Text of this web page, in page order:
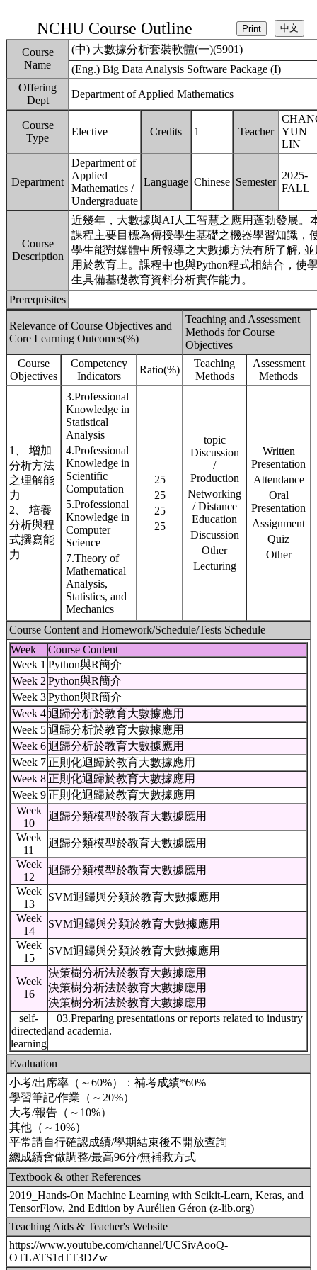
NCHU Course Outline
Course
Name
(中) 大數據分析套裝軟體(一)(5901)
(Eng.) Big Data Analysis Software Package (I)
Offering
Dept
Department of Applied Mathematics
Course
Type
Elective Credits 1 Teacher
YUN
LIN
Department
Department of
Applied
Mathematics /
Undergraduate
Language Chinese Semester
2025-
FALL
Course
Description
近幾年，大數據與AI人工智慧之應用蓬勃發展。
課程主要目標為傳授學生基礎之機器學習知識，
學生能對媒體中所報導之大數據方法有所了解, 並
用於教育上。課程中也與Python程式相結合，使
生具備基礎教育資料分析實作能力。
Prerequisites
Relevance of Course Objectives and
Core Learning Outcomes(%)
Teaching and Assessment
Methods for Course
Objectives
Course
Objectives
Competency
Indicators
Ratio(%)
Teaching
Methods
Assessment
Methods
1、 增加
分析方法
之理解能
力
2、 培養
分析與程
式撰寫能
力
3.Professional
Knowledge in
Statistical
Analysis
4.Professional
Knowledge in
Scientific
Computation
5.Professional
Knowledge in
Computer
Science
7.Theory of
Mathematical
Analysis,
Statistics, and
Mechanics
25
25
25
25
topic
Discussion
/
Production
Networking
/ Distance
Education
Discussion
Other
Lecturing
Written
Presentation
Attendance
Oral
Presentation
Assignment
Quiz
Other
Course Content and Homework/Schedule/Tests Schedule
Week
Course Content
Week 1 Python與R簡介
Week 2 Python與R簡介
Week 3 Python與R簡介
Week 4 迴歸分析於教育大數據應用
Week 5 迴歸分析於教育大數據應用
Week 6 迴歸分析於教育大數據應用
Week 7 正則化迴歸於教育大數據應用
Week 8 正則化迴歸於教育大數據應用
Week 9 正則化迴歸於教育大數據應用
Week
10
迴歸分類模型於教育大數據應用
Week
11
迴歸分類模型於教育大數據應用
Week
12
迴歸分類模型於教育大數據應用
Week
13
SVM迴歸與分類於教育大數據應用
Week
14
SVM迴歸與分類於教育大數據應用
Week
15
SVM迴歸與分類於教育大數據應用
Week
16
決策樹分析法於教育大數據應用
決策樹分析法於教育大數據應用
決策樹分析法於教育大數據應用
self-
directed
learning
03.Preparing presentations or reports related to industry
and academia.
Evaluation
小考/出席率（～60%）：補考成績*60%
學習筆記/作業（～20%）
大考/報告（～10%）
其他（～10%）
平常請自行確認成績/學期結束後不開放查詢
總成績會做調整/最高96分/無補救方式
Textbook & other References
2019_Hands-On Machine Learning with Scikit-Learn, Keras, and
TensorFlow, 2nd Edition by Aurélien Géron (z-lib.org)
Teaching Aids & Teacher's Website
https://www.youtube.com/channel/UCSivAooQ-
OTLATS1dTT3DZw